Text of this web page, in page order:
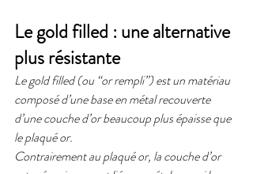
Le gold filled : une alternative
plus résistante
Le gold filled (ou “or rempli”) est un matériau
composé d’une base en métal recouverte
d’une couche d’or beaucoup plus épaisse que
le plaqué or.
Contrairement au plaqué or, la couche d’or